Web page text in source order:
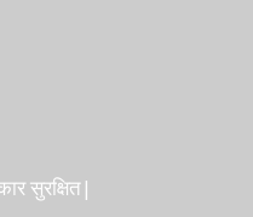
सुरक्षित|